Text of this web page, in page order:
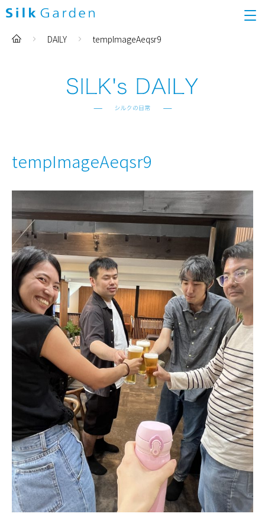
DAILY tempImageAeqsr9
tempImageAeqsr9